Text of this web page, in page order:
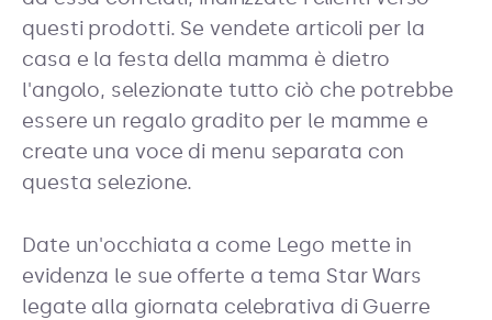
questi prodotti. Se vendete articoli per la
casa e la festa della mamma è dietro
l'angolo, selezionate tutto ciò che potrebbe
essere un regalo gradito per le mamme e
create una voce di menu separata con
questa selezione.
Date un'occhiata a come Lego mette in
evidenza le sue offerte a tema Star Wars
legate alla giornata celebrativa di Guerre